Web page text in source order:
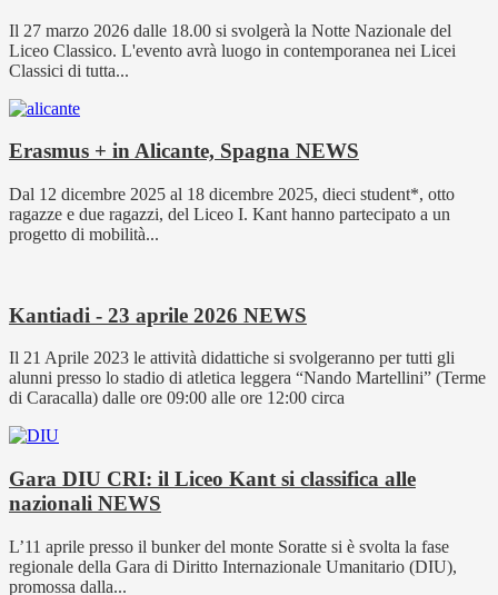
Il 27 marzo 2026 dalle 18.00 si svolgerà la Notte Nazionale del
Liceo Classico. L'evento avrà luogo in contemporanea nei Licei
Classici di tutta...
Erasmus + in Alicante, Spagna NEWS
Dal 12 dicembre 2025 al 18 dicembre 2025, dieci student*, otto
ragazze e due ragazzi, del Liceo I. Kant hanno partecipato a un
progetto di mobilità...
Kantiadi - 23 aprile 2026 NEWS
Il 21 Aprile 2023 le attività didattiche si svolgeranno per tutti gli
alunni presso lo stadio di atletica leggera “Nando Martellini” (Terme
di Caracalla) dalle ore 09:00 alle ore 12:00 circa
Gara DIU CRI: il Liceo Kant si classifica alle
nazionali NEWS
L’11 aprile presso il bunker del monte Soratte si è svolta la fase
regionale della Gara di Diritto Internazionale Umanitario (DIU),
promossa dalla...